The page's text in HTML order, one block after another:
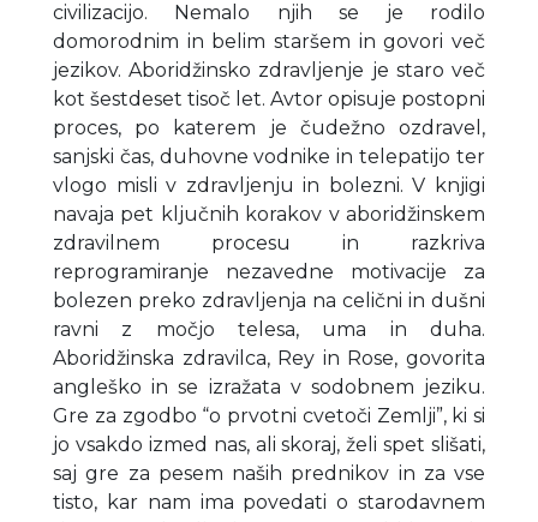
civilizacijo. Nemalo njih se je rodilo
domorodnim in belim staršem in govori več
jezikov. Aboridžinsko zdravljenje je staro več
kot šestdeset tisoč let. Avtor opisuje postopni
proces, po katerem je čudežno ozdravel,
sanjski čas, duhovne vodnike in telepatijo ter
vlogo misli v zdravljenju in bolezni. V knjigi
navaja pet ključnih korakov v aboridžinskem
zdravilnem procesu in razkriva
reprogramiranje nezavedne motivacije za
bolezen preko zdravljenja na celični in dušni
ravni z močjo telesa, uma in duha.
Aboridžinska zdravilca, Rey in Rose, govorita
angleško in se izražata v sodobnem jeziku.
Gre za zgodbo “o prvotni cvetoči Zemlji”, ki si
jo vsakdo izmed nas, ali skoraj, želi spet slišati,
saj gre za pesem naših prednikov in za vse
tisto, kar nam ima povedati o starodavnem